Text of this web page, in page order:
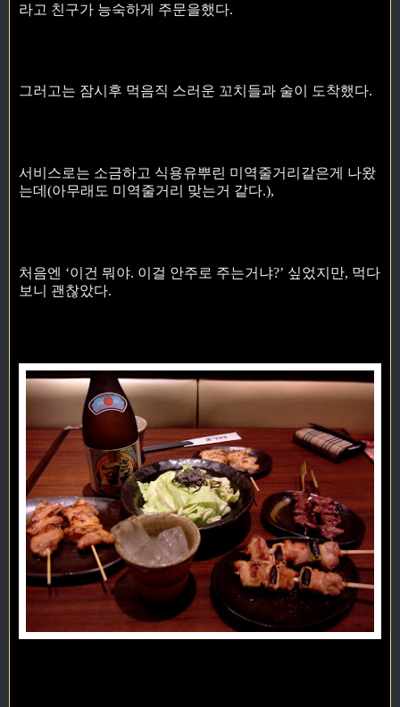
라고 친구가 능숙하게 주문을했다.
그러고는 잠시후 먹음직 스러운 꼬치들과 술이 도착했다.
서비스로는 소금하고 식용유뿌린 미역줄거리같은게 나왔
는데(아무래도 미역줄거리 맞는거 같다.),
처음엔 ‘이건 뭐야. 이걸 안주로 주는거냐?’ 싶었지만, 먹다
보니 괜찮았다.